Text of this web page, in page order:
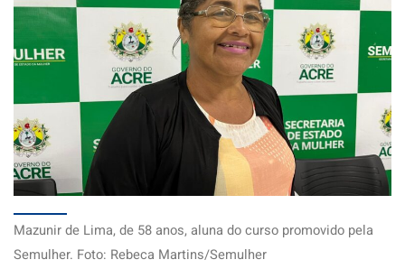
Mazunir de Lima, de 58 anos, aluna do curso promovido pela
Semulher. Foto: Rebeca Martins/Semulher